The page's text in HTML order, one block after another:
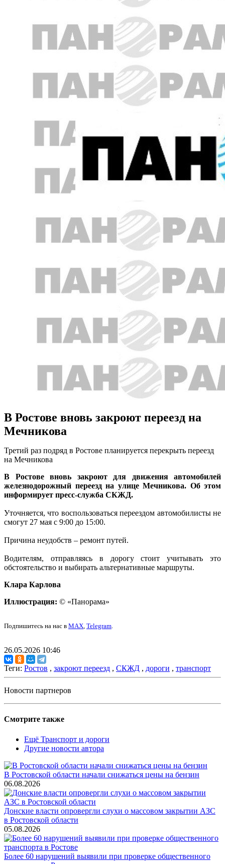
В Ростове вновь закроют переезд на
Мечникова
Третий раз подряд в Ростове планируется перекрыть переезд
на Мечникова
В Ростове вновь закроют для движения автомобилей
железнодорожный переезд на улице Мечникова. Об этом
информирует пресс-служба СКЖД.
Уточняется, что воспользоваться переездом автомобилисты не
смогут 27 мая с 9:00 до 15:00.
Причина неудобств – ремонт путей.
Водителям, отправляясь в дорогу стоит учитывать это
обстоятельство и выбирать альтернативные маршруты.
Клара Карлова
Иллюстрация: © «Панорама»
Подпишитесь на нас в MAX, Telegram.
26.05.2026 10:46
Теги: Ростов , закроют переезд , СКЖД , дороги , транспорт
Новости партнеров
Смотрите также
Ещё Транспорт и дороги
Другие новости автора
В Ростовской области начали снижаться цены на бензин
06.08.2026
Донские власти опровергли слухи о массовом закрытии АЗС
в Ростовской области
05.08.2026
Более 60 нарушений выявили при проверке общественного